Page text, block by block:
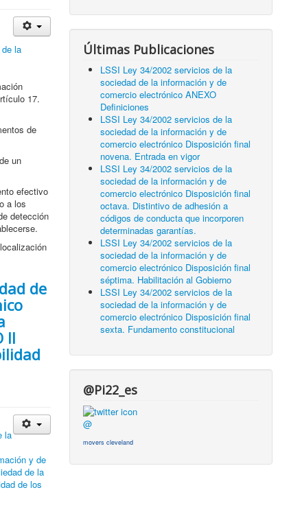
la
17.
de
un
efectivo
a los
detección
de
II
la
y de
de la
de los
Últimas Publicaciones
LSSI Ley 34/2002 servicios de la
sociedad de la información y de
comercio electrónico ANEXO
Definiciones
LSSI Ley 34/2002 servicios de la
sociedad de la información y de
comercio electrónico Disposición final
novena. Entrada en vigor
LSSI Ley 34/2002 servicios de la
sociedad de la información y de
comercio electrónico Disposición final
octava. Distintivo de adhesión a
códigos de conducta que incorporen
determinadas garantías.
LSSI Ley 34/2002 servicios de la
sociedad de la información y de
comercio electrónico Disposición final
séptima. Habilitación al Gobierno
LSSI Ley 34/2002 servicios de la
sociedad de la información y de
comercio electrónico Disposición final
sexta. Fundamento constitucional
@Pi22_es
@
movers cleveland